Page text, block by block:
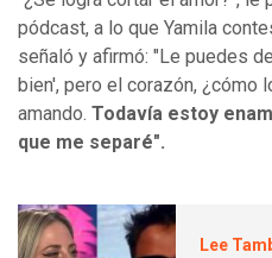
pódcast, a lo que Yamila
señaló y afirmó: "Le puedes
bien', pero el corazón, ¿cómo
amando. Todavía estoy
que me separé".
Lee